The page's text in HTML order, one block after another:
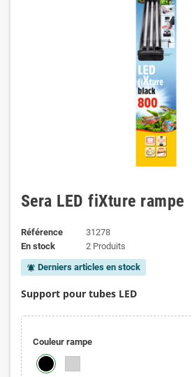
Sera LED fiXture rampe
Référence
31278
En stock
2 Produits
notifications_active Derniers articles en stock
Support pour tubes LED
Couleur rampe